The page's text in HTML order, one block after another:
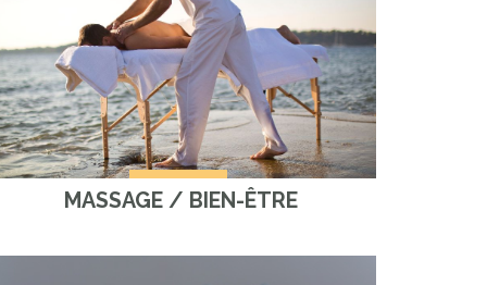
MASSAGE / BIEN-ÊTRE